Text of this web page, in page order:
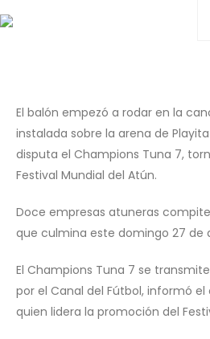
El balón empezó a rodar en la
instalada sobre la arena de
disputa el Champions Tuna 7,
Festival Mundial del Atún.
Doce empresas atuneras
que culmina este domingo 27 de
El Champions Tuna 7 se
por el Canal del Fútbol, informó el
quien lidera la promoción del